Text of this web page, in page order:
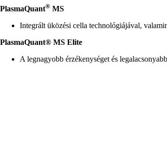
PlasmaQuant® MS
Integrált üközési cella technológiájával,
PlasmaQuant® MS Elite
A legnagyobb érzékenységet és